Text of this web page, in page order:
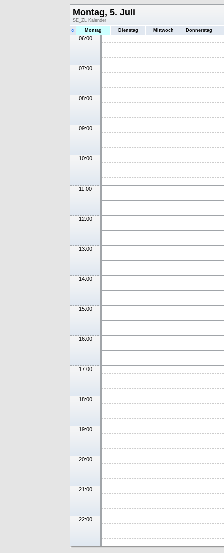
Montag, 5. Juli
SE_ZL Kalender
« Montag Dienstag Mittwoch Donnerstag
06:00
07:00
08:00
09:00
10:00
11:00
12:00
13:00
14:00
15:00
16:00
17:00
18:00
19:00
20:00
21:00
22:00